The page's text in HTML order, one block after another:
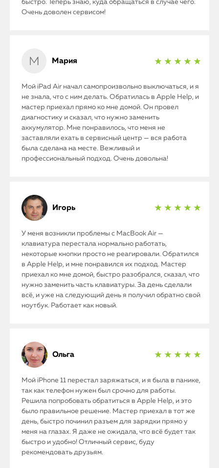
iPhone
MacBook
Watch
быстро. Теперь знаю, куда обращаться в случае чего.
Очень доволен сервисом!
Мария ★ ★ ★ ★ ★
Мой iPad Air начал самопроизвольно выключаться, и я
не знала, что с ним делать. Обратилась в Apple Help, и
мастер приехал прямо ко мне домой. Он провел
диагностику и сказал, что нужно заменить
аккумулятор. Мне понравилось, что меня не
заставляли ехать в сервисный центр — вся работа
была сделана на месте. Вежливый и
профессиональный подход. Очень довольна!
Игорь ★ ★ ★ ★ ★
У меня возникли проблемы с MacBook Air —
клавиатура перестала нормально работать,
некоторые кнопки просто не реагировали. Обратился
в Apple Help, и мне понравился их подход. Мастер
приехал ко мне домой, быстро разобрался, сказал, что
нужно заменить часть клавиатуры. За день сделали
всё, и уже на следующий день я получил обратно свой
ноутбук. Работает как новый.
Ольга ★ ★ ★ ★ ★
Мой iPhone 11 перестал заряжаться, и я была в панике,
так как телефон нужен был срочно для работы.
Решила попробовать обратиться в Apple Help, и это
было правильное решение. Мастер приехал в тот же
день, быстро починил разъем для зарядки прямо у
меня на глазах. Я даже не ожидала, что всё будет так
быстро и удобно! Отличный сервис, буду
рекомендовать друзьям.